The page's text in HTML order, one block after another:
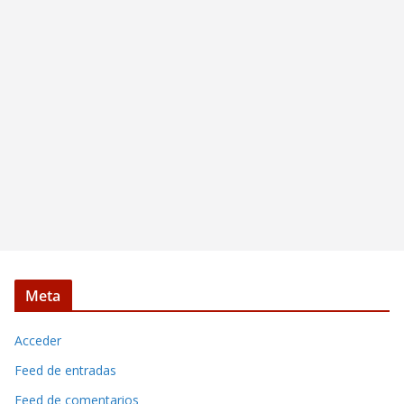
Meta
Acceder
Feed de entradas
Feed de comentarios